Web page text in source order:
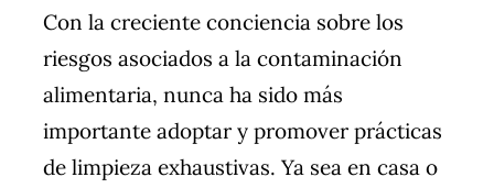
Con la creciente conciencia sobre los
riesgos asociados a la contaminación
alimentaria, nunca ha sido más
importante adoptar y promover prácticas
de limpieza exhaustivas. Ya sea en casa o